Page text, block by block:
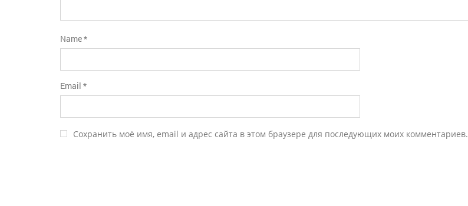
Name*
Email *
Сохранить моё имя, email и адрес сайта в этом браузере для последующих моих комментариев.